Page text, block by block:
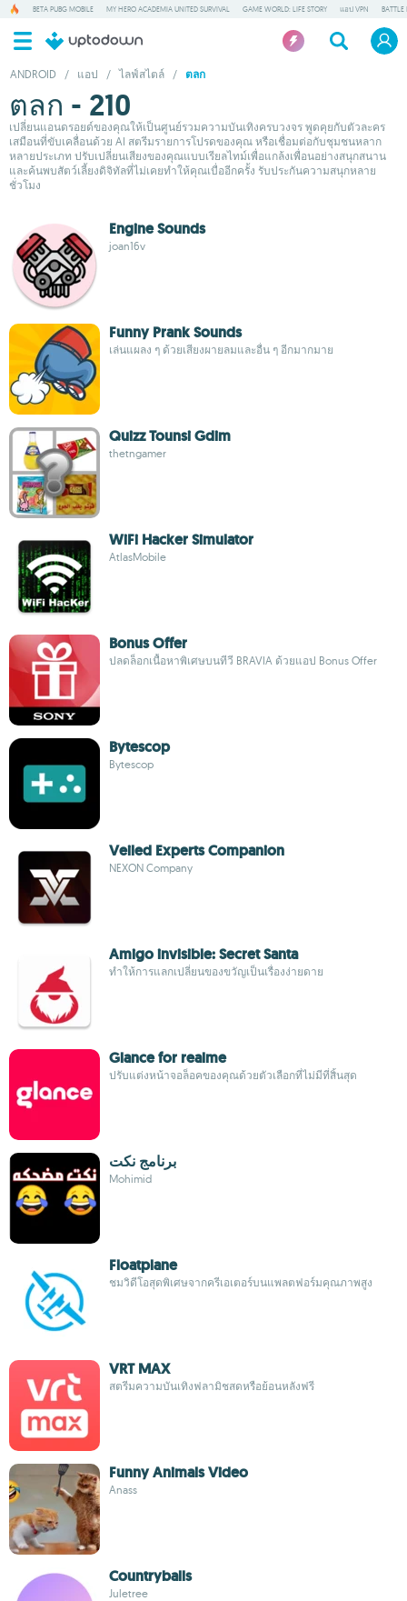
BETA PUBG MOBILE MY HERO ACADEMIA UNITED SURVIVAL GAME WORLD: LIFE STORY แอป VPN BATTLE
ANDROID / แอป / ไลฟ์สไตล์ / ตลก
ตลก - 210
เปลี่ยนแอนดรอยด์ของคุณให้เป็นศูนย์รวมความบันเทิงครบวงจร พูดคุยกับตัวละคร
เสมือนที่ขับเคลื่อนด้วย AI สตรีมรายการโปรดของคุณ หรือเชื่อมต่อกับชุมชนหลาก
หลายประเภท ปรับเปลี่ยนเสียงของคุณแบบเรียลไทม์เพื่อแกล้งเพื่อนอย่างสนุกสนาน
และค้นพบสัตว์เลี้ยงดิจิทัลที่ไม่เคยทำให้คุณเบื่ออีกครั้ง รับประกันความสนุกหลาย
ชั่วโมง
Engine Sounds
joan16v
Funny Prank Sounds
เล่นแผลง ๆ ด้วยเสียงผายลมและอื่น ๆ อีกมากมาย
Quizz Tounsi Gdim
thetngamer
WiFi Hacker Simulator
AtlasMobile
Bonus Offer
ปลดล็อกเนื้อหาพิเศษบนทีวี BRAVIA ด้วยแอป Bonus Offer
Bytescop
Bytescop
Veiled Experts Companion
NEXON Company
Amigo invisible: Secret Santa
ทำให้การแลกเปลี่ยนของขวัญเป็นเรื่องง่ายดาย
Glance for realme
ปรับแต่งหน้าจอล็อคของคุณด้วยตัวเลือกที่ไม่มีที่สิ้นสุด
برنامج نكت
Mohimid
Floatplane
ชมวิดีโอสุดพิเศษจากครีเอเตอร์บนแพลตฟอร์มคุณภาพสูง
VRT MAX
สตรีมความบันเทิงฟลามิชสดหรือย้อนหลังฟรี
Funny Animals Video
Anass
Countryballs
Juletree